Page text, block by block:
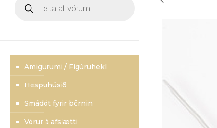
search
Amigurumi / Fígúruhekl
Hespuhúsið
Smádót fyrir börnin
Vörur á afslætti